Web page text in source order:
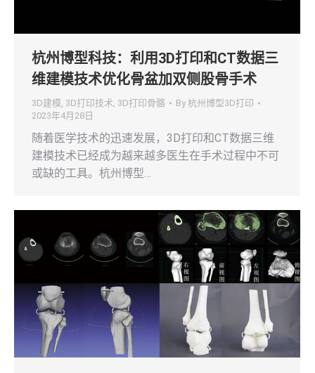
杭州博型科技：利用3D打印和CT数据三
维建模技术优化骨盆加双侧股骨手术
3D建模, 3D打印技术, 3D打印骨骼 By 杭州博型3D打印
2023年4月28日
随着医学技术的迅速发展，3D打印和CT数据三维
建模技术已经成为越来越多医生在手术过程中不可
或缺的工具。杭州博型…